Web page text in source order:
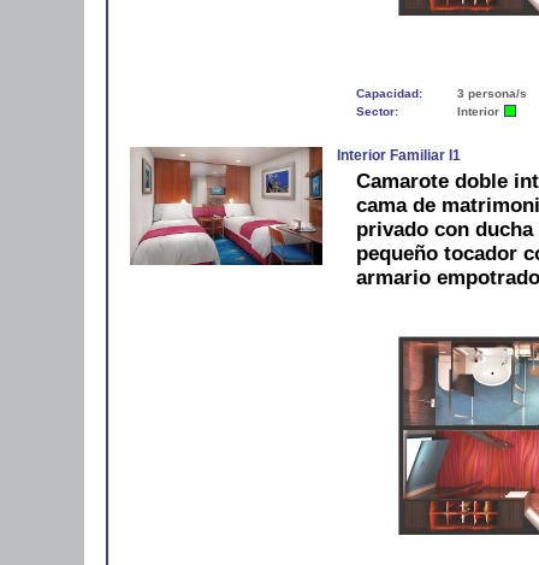
Capacidad:
3 persona/s
Sector:
Interior
Interior Familiar I1
Camarote doble
cama de
privado con
pequeño tocador
armario